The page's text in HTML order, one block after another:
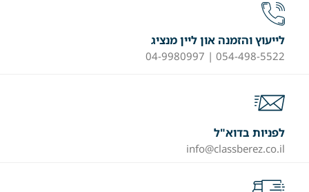
לייעוץ והזמנה און ליין מנציג
054-498-5522 | 04-9980997
לפניות בדוא"ל
info@classberez.co.il